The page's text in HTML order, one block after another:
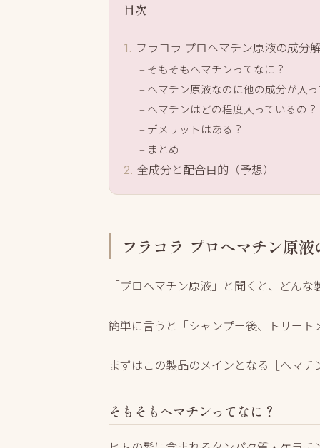
目次
フラコラ プロヘマチン原液の成分
そもそもヘマチンってなに？
ヘマチン原液なのに他の成分が入
ヘマチンはどの程度入っているの？
デメリットはある？
まとめ
全成分と配合目的（予想）
フラコラ プロヘマチン原
「プロヘマチン原液」と聞くと、どん
簡単に言うと 「シャンプー後、トリー
まずはこの製品のメインとなる［ヘマ
そもそもヘマチンってなに？